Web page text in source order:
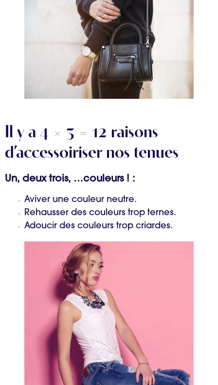
Il y a 4 x 3 = 12 raisons
d’accessoiriser nos tenues
Un, deux trois, …couleurs ! :
Aviver une couleur neutre.
Rehausser des couleurs trop ternes.
Adoucir des couleurs trop criardes.